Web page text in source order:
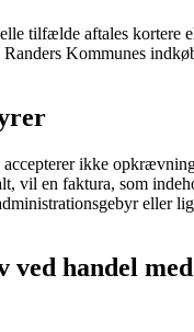
tilfælde aftales kortere
Kommunes
ikke
vil en faktura, som
eller
handel